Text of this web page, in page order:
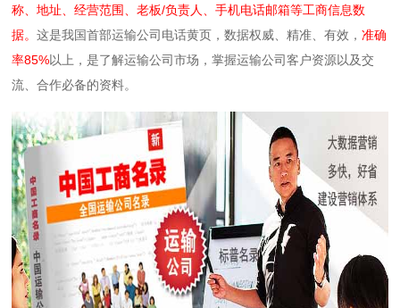
称、地址、经营范围、老板/负责人、手机电话邮箱等工商信息数
据。这是我国首部运输公司电话黄页，数据权威、精准、有效，准确
率85%以上，是了解运输公司市场，掌握运输公司客户资源以及交
流、合作必备的资料。